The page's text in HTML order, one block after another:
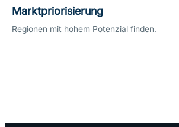
Marktpriorisierung
Regionen mit hohem Potenzial finden.